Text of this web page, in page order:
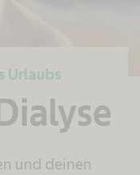
Urlaubs
und deinen